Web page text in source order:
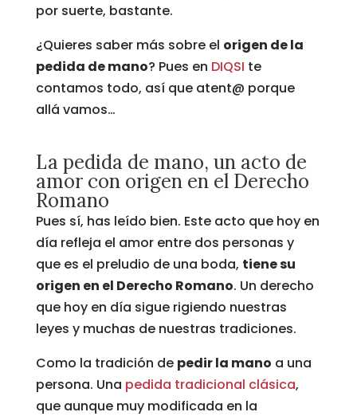
por suerte, bastante.
¿Quieres saber más sobre el origen de la
pedida de mano? Pues en DIQSI te
contamos todo, así que atent@ porque
allá vamos…
La pedida de mano, un acto de
amor con origen en el Derecho
Romano
Pues sí, has leído bien. Este acto que hoy en
día refleja el amor entre dos personas y
que es el preludio de una boda, tiene su
origen en el Derecho Romano. Un derecho
que hoy en día sigue rigiendo nuestras
leyes y muchas de nuestras tradiciones.
Como la tradición de pedir la mano a una
persona. Una pedida tradicional clásica,
que aunque muy modificada en la